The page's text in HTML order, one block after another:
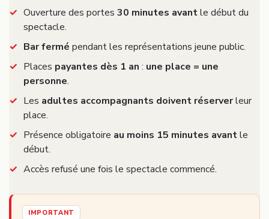
Ouverture des portes 30 minutes avantle début du
spectacle.
Bar fermé pendant les représentations jeune public.
Places payantes dès 1 an : une place = une
personne.
Les adultes accompagnants doivent réserverleur
place.
Présence obligatoire au moins 15 minutes avantle
début.
Accès refusé une fois le spectacle commencé.
IMPORTANT